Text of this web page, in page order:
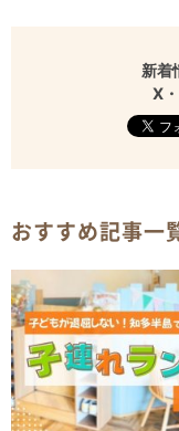
新着
X
おすすめ記事一